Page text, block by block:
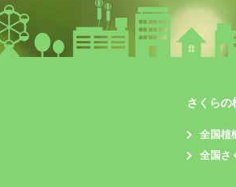
さくらの
全国植
全国さ